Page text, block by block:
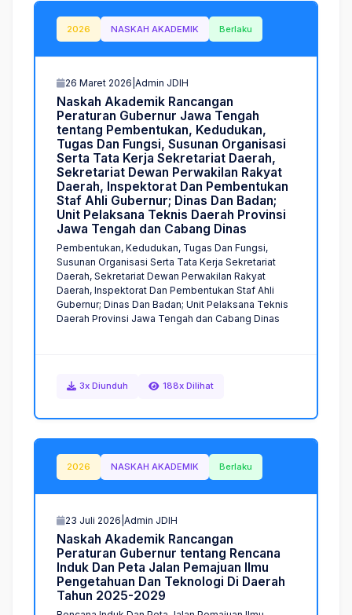
2026 NASKAH AKADEMIK Berlaku
26 Maret 2026 Admin JDIH
Naskah Akademik Rancangan
Peraturan Gubernur Jawa Tengah
tentang Pembentukan, Kedudukan,
Tugas Dan Fungsi, Susunan Organisasi
Serta Tata Kerja Sekretariat Daerah,
Sekretariat Dewan Perwakilan Rakyat
Daerah, Inspektorat Dan Pembentukan
Staf Ahli Gubernur; Dinas Dan Badan;
Unit Pelaksana Teknis Daerah Provinsi
Jawa Tengah dan Cabang Dinas
Pembentukan, Kedudukan, Tugas Dan Fungsi,
Susunan Organisasi Serta Tata Kerja Sekretariat
Daerah, Sekretariat Dewan Perwakilan Rakyat
Daerah, Inspektorat Dan Pembentukan Staf Ahli
Gubernur; Dinas Dan Badan; Unit Pelaksana Teknis
Daerah Provinsi Jawa Tengah dan Cabang Dinas
3x Diunduh 188x Dilihat
2026 NASKAH AKADEMIK Berlaku
23 Juli 2026 Admin JDIH
Naskah Akademik Rancangan
Peraturan Gubernur tentang Rencana
Induk Dan Peta Jalan Pemajuan Ilmu
Pengetahuan Dan Teknologi Di Daerah
Tahun 2025-2029